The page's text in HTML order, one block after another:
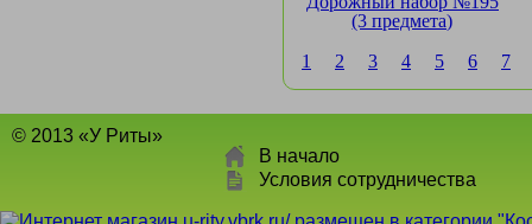
(3 предмета)
1
2 3 4 5 6 7
© 2013 «У Риты»
В начало
Условия сотрудничества